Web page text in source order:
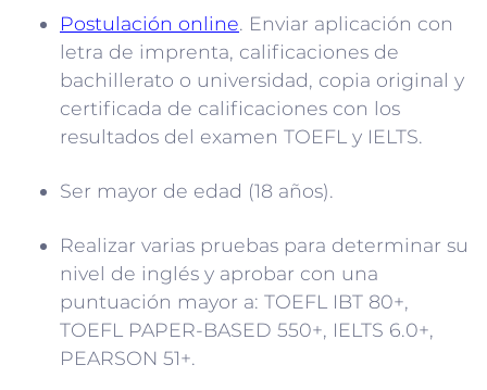
Postulación online. Enviar aplicación con
letra de imprenta, calificaciones de
bachillerato o universidad, copia original y
certificada de calificaciones con los
resultados del examen TOEFL y IELTS.
Ser mayor de edad (18 años).
Realizar varias pruebas para determinar su
nivel de inglés y aprobar con una
puntuación mayor a: TOEFL IBT 80+,
TOEFL PAPER-BASED 550+, IELTS 6.0+,
PEARSON 51+.